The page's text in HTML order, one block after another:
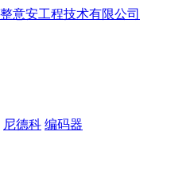
尼德科 编码器